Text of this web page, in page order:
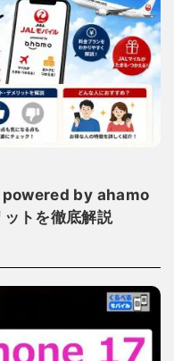
powered by ahamo
トを徹底解説